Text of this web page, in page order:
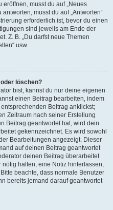
musst du auf „Neues
musst du auf „Antworten“
erforderlich ist, bevor du einen
sind jeweils am Ende der
Z. B. „Du darfst neue Themen
usw.
löschen?
bist, kannst du nur deine eigenen
einen Beitrag bearbeiten, indem
Beitrag anklickst;
Zeitraum nach seiner Erstellung
Beitrag geantwortet hat, wird dein
gekennzeichnet. Es wird sowohl
Bearbeitungen angezeigt. Dieser
auf deinen Beitrag geantwortet
deinen Beitrag überarbeitet
nötig halten, eine Notiz hinterlassen,
beachte, dass normale Benutzer
bereits jemand darauf geantwortet